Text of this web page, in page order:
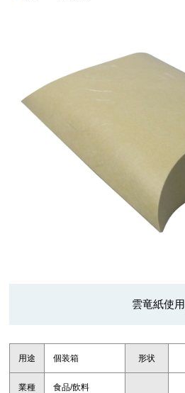
雲竜紙使用
用途 個装箱 形状
業種
食品/飲料